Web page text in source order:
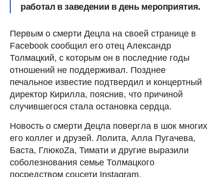
работал в заведении в день мероприятия.
Первым о смерти Децла на своей странице в
Facebook сообщил его отец Александр
Толмацкий, с которым он в последние годы
отношений не поддерживал. Позднее
печальное известие подтвердил и концертный
директор Кирилла, пояснив, что причиной
случившегося стала остановка сердца.
Новость о смерти Децла повергла в шок многих
его коллег и друзей. Лолита, Алла Пугачева,
Баста, ГлюкоZа, Тимати и другие выразили
соболезнования семье Толмацкого
посредством соцсети Instagram.